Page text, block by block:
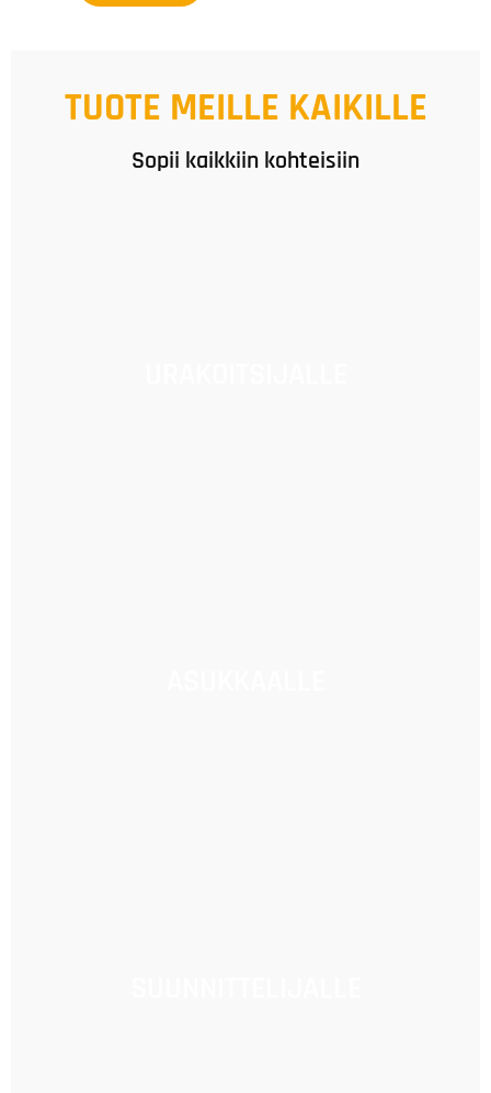
TUOTE MEILLE KAIKILLE
Sopii kaikkiin kohteisiin